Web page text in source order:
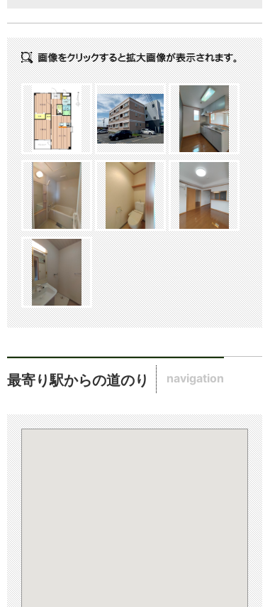
最寄り駅からの道のり navigation